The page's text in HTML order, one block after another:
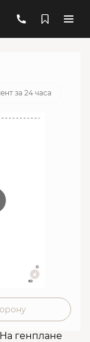
7 027 041 руб.
за 24 часа
На генплане